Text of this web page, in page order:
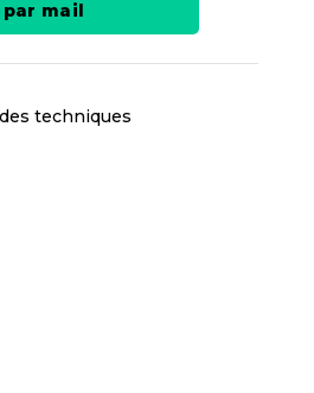
mail
techniques